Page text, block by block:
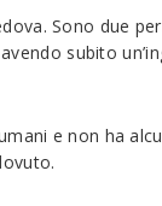
Sono due
subito
e non ha